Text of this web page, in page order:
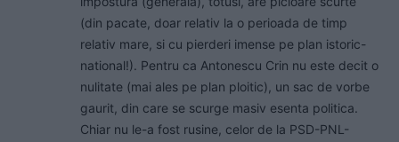
(din pacate, doar relativ la o perioada de timp
relativ mare, si cu pierderi imense pe plan istoric-
national!). Pentru ca Antonescu Crin nu este decit o
nulitate (mai ales pe plan ploitic), un sac de vorbe
gaurit, din care se scurge masiv esenta politica.
Chiar nu le-a fost rusine, celor de la PSD-PNL-